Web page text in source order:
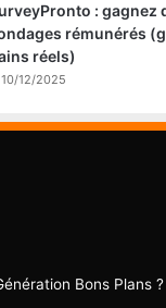
: gagnez
rémunérés
réels)
10/12/2025
Bons Plans ?